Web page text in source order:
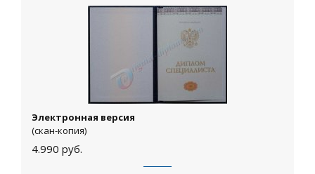
Электронная версия
(скан-копия)
4.990 руб.